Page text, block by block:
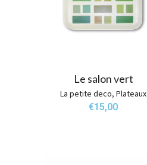
Le salon vert
La petite deco, Plateaux
€15,00